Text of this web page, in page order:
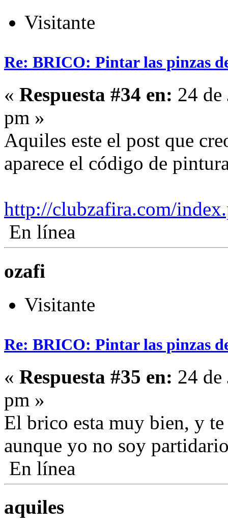
Visitante
Re: BRICO: Pintar las pinzas
« Respuesta #34 en: 24
pm »
Aquiles este el post que
aparece el código de
http://clubzafira.com/
En línea
ozafi
Visitante
Re: BRICO: Pintar las pinzas
« Respuesta #35 en: 24
pm »
El brico esta muy bien, y
aunque yo no soy
En línea
aquiles